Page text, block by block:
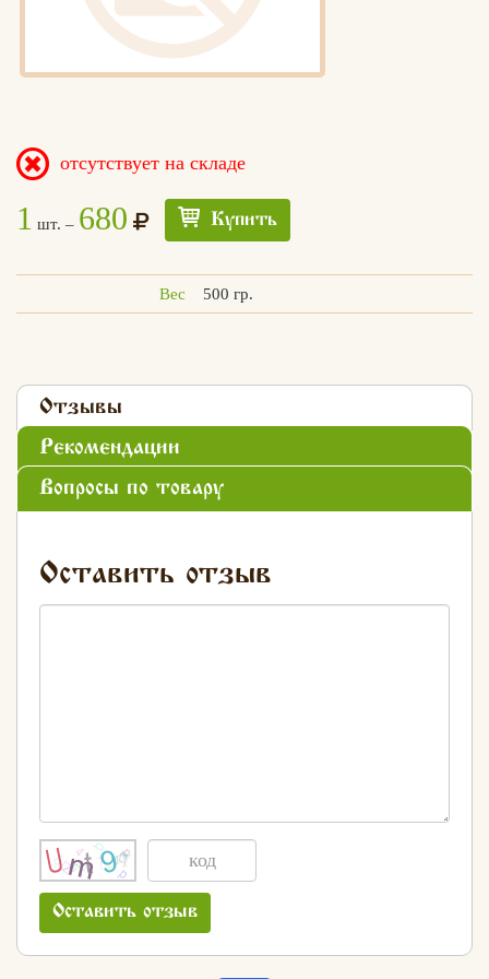
Едлин
Вконтакте
Max
отсутствует на складе
1 шт. – 680 Купить
Вес 500 гр.
Отзывы
Рекомендации
Вопросы по товару
Оставить отзыв
Оставить отзыв